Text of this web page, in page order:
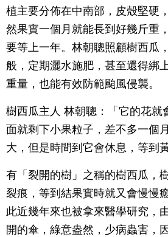
植主要分佈在中南部，皮殼堅硬
然果實一個月就能長到好幾斤重
要等上一年。林朝聰照顧樹西瓜
般，定期灑水施肥，甚至還得綁
重量，也能有效防範颱風侵襲。
樹西瓜主人 林朝聰：「它的花就
面就剩下小果粒子，差不多一個
大，但是時間到它會休息，等到
有「裂開的樹」之稱的樹西瓜，
裂痕，等到結果實時就又會慢慢
此近幾年來也被拿來醫學研究，
開的傘，綠意盎然，少病蟲害，